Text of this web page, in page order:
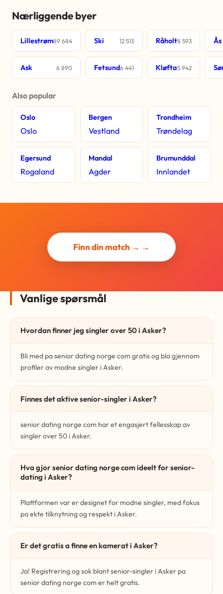
Nærliggende byer
Lillestrøm89 684 Ski 12 513 Råholt8 593 Ås
Ask 6 890 Fetsund6 441 Kløfta5 942
Also popular
Oslo
Oslo
Bergen
Vestland
Trondheim
Trøndelag
Egersund
Rogaland
Mandal
Agder
Brumunddal
Innlandet
Finn din match → →
Vanlige spørsmål
Hvordan finner jeg singler over 50 i Asker?
Bli med pa senior dating norge com gratis og bla gjennom
profiler av modne singler i Asker.
Finnes det aktive senior-singler i Asker?
senior dating norge com har et engasjert fellesskap av
singler over 50 i Asker.
Hva gjor senior dating norge com ideelt for senior-
dating i Asker?
Plattformen var er designet for modne singler, med fokus
pa ekte tilknytning og respekt i Asker.
Er det gratis a finne en kamerat i Asker?
Ja! Registrering og sok blant senior-singler i Asker pa
senior dating norge com er helt gratis.